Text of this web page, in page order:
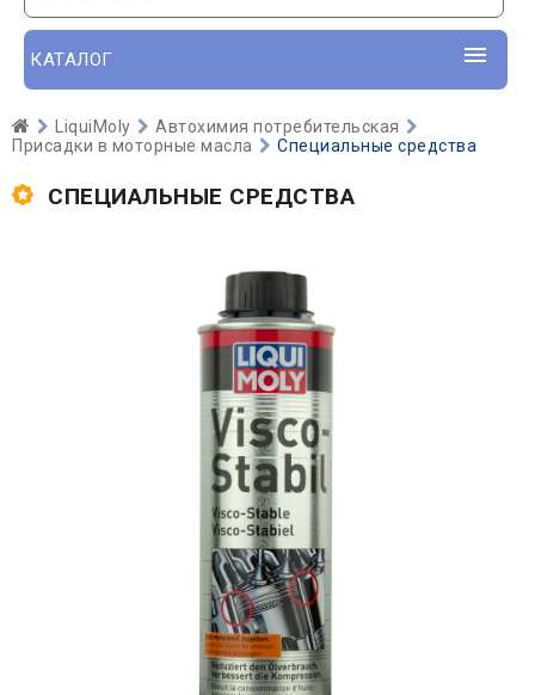
КАТАЛОГ
LiquiMoly
Автохимия потребительская
Присадки в моторные масла
Специальные средства
СПЕЦИАЛЬНЫЕ СРЕДСТВА